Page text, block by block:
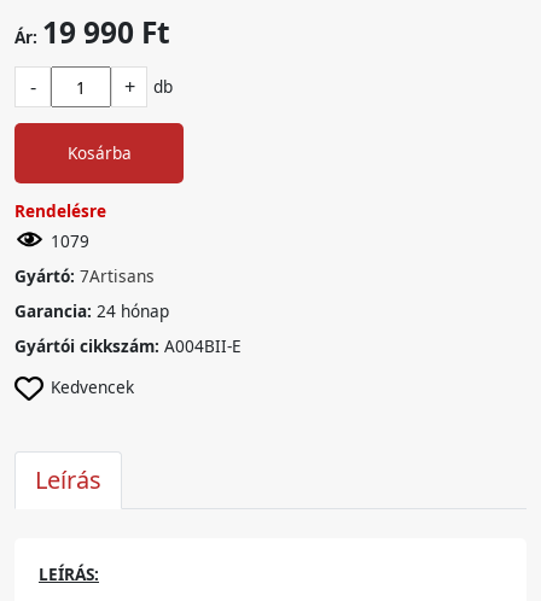
Ár: 19 990 Ft
- + db
Kosárba
Rendelésre
1079
Gyártó: 7Artisans
Garancia: 24 hónap
Gyártói cikkszám: A004BII-E
Kedvencek
Leírás
LEÍRÁS: